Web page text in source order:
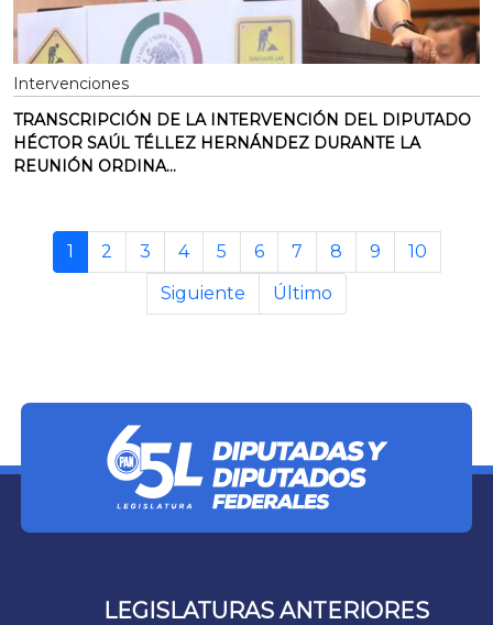
Intervenciones
TRANSCRIPCIÓN DE LA INTERVENCIÓN DEL DIPUTADO
HÉCTOR SAÚL TÉLLEZ HERNÁNDEZ DURANTE LA
REUNIÓN ORDINA...
1 2 3 4 5 6 7 8 9
10
Siguiente
Último
LEGISLATURAS ANTERIORES